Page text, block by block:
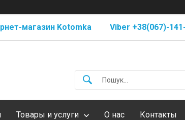
магазин Kotomka Viber +38(067)-
Товары и услуги О нас Контакты